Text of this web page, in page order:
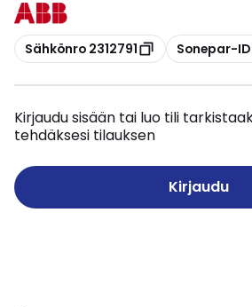
Kopioi
Sähkönro 2312791 Kopioi
Sonepar-
Kirjaudu sisään tai luo tili
tehdäksesi tilauksen
Kirjaudu